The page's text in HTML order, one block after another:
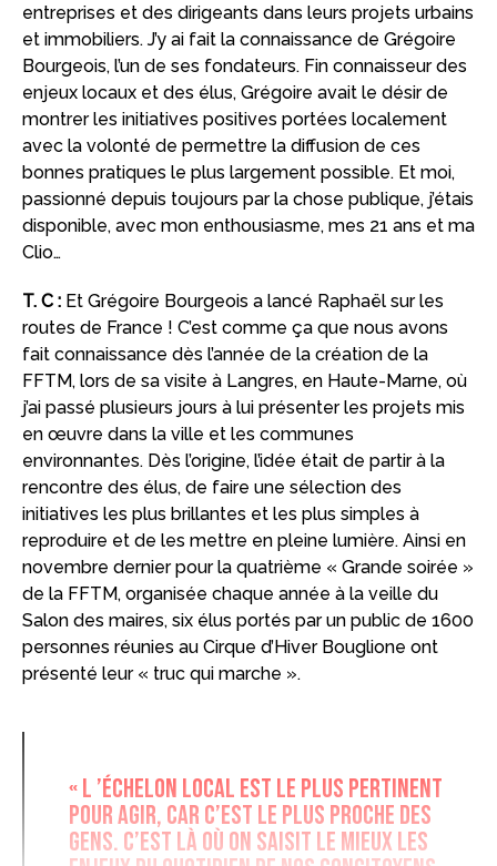
entreprises et des dirigeants dans leurs projets urbains
et immobiliers. J’y ai fait la connaissance de Grégoire
Bourgeois, l’un de ses fondateurs. Fin connaisseur des
enjeux locaux et des élus, Grégoire avait le désir de
montrer les initiatives positives portées localement
avec la volonté de permettre la diffusion de ces
bonnes pratiques le plus largement possible. Et moi,
passionné depuis toujours par la chose publique, j’étais
disponible, avec mon enthousiasme, mes 21 ans et ma
Clio…
T. C : Et Grégoire Bourgeois a lancé Raphaël sur les
routes de France ! C’est comme ça que nous avons
fait connaissance dès l’année de la création de la
FFTM, lors de sa visite à Langres, en Haute-Marne, où
j’ai passé plusieurs jours à lui présenter les projets mis
en œuvre dans la ville et les communes
environnantes. Dès l’origine, l’idée était de partir à la
rencontre des élus, de faire une sélection des
initiatives les plus brillantes et les plus simples à
reproduire et de les mettre en pleine lumière. Ainsi en
novembre dernier pour la quatrième « Grande soirée »
de la FFTM, organisée chaque année à la veille du
Salon des maires, six élus portés par un public de 1600
personnes réunies au Cirque d’Hiver Bouglione ont
présenté leur « truc qui marche ».
« L ’échelon local est le plus pertinent
pour agir, car c’est le plus proche des
gens. C’est là où on saisit le mieux les